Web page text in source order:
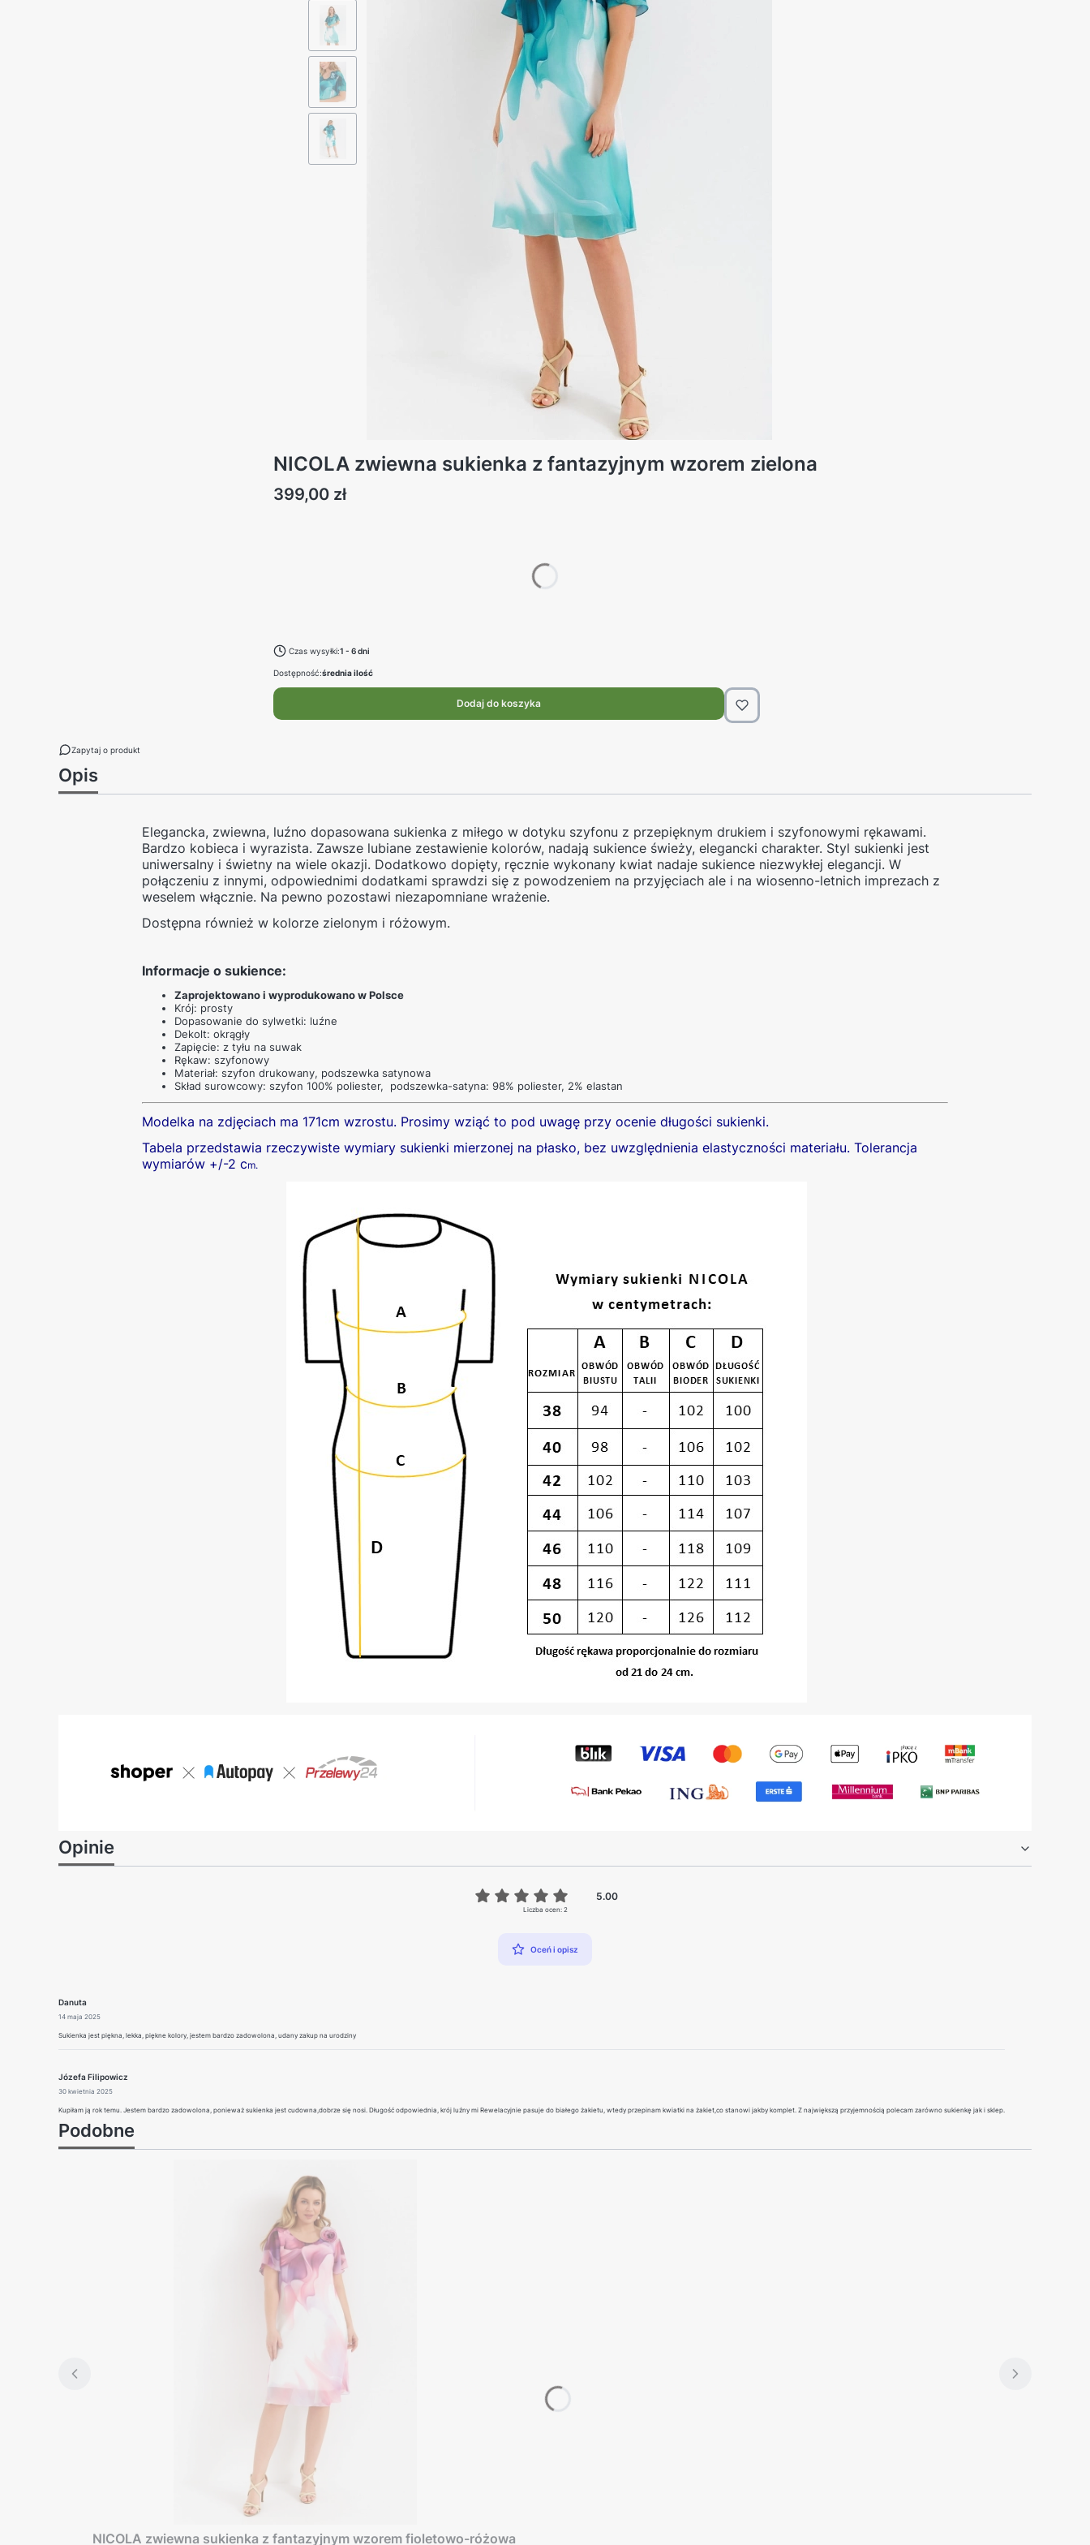
NICOLA zwiewna sukienka z fantazyjnym wzorem zielona
Cena
399,00 zł
Czas wysyłki:1 - 6 dni
Dostępność:średnia ilość
Dodaj do koszyka
Zapytaj o produkt
Opis
Elegancka, zwiewna, luźno dopasowana sukienka z miłego w dotyku szyfonu z przepięknym drukiem i szyfonowymi rękawami.
Bardzo kobieca i wyrazista. Zawsze lubiane zestawienie kolorów, nadają sukience świeży, elegancki charakter. Styl sukienki jest
uniwersalny i świetny na wiele okazji. Dodatkowo dopięty, ręcznie wykonany kwiat nadaje sukience niezwykłej elegancji. W
połączeniu z innymi, odpowiednimi dodatkami sprawdzi się z powodzeniem na przyjęciach ale i na wiosenno-letnich imprezach z
weselem włącznie. Na pewno pozostawi niezapomniane wrażenie.
Dostępna również w kolorze zielonym i różowym.
Informacje o sukience:
Zaprojektowano i wyprodukowano w Polsce
Krój: prosty
Dopasowanie do sylwetki: luźne
Dekolt: okrągły
Zapięcie: z tyłu na suwak
Rękaw: szyfonowy
Materiał: szyfon drukowany, podszewka satynowa
Skład surowcowy: szyfon 100% poliester, podszewka-satyna: 98% poliester, 2% elastan
Modelka na zdjęciach ma 171cm wzrostu. Prosimy wziąć to pod uwagę przy ocenie długości sukienki.
Tabela przedstawia rzeczywiste wymiary sukienki mierzonej na płasko, bez uwzględnienia elastyczności materiału. Tolerancja
wymiarów +/-2 cm.
Opinie
5.00
Liczba ocen: 2
Oceń i opisz
Danuta
14 maja 2025
Sukienka jest piękna, lekka, piękne kolory, jestem bardzo zadowolona, udany zakup na urodziny
Józefa Filipowicz
30 kwietnia 2025
Kupiłam ją rok temu. Jestem bardzo zadowolona, ponieważ sukienka jest cudowna,dobrze się nosi. Długość odpowiednia, krój luźny mi Rewelacyjnie pasuje do białego żakietu, wtedy przepinam kwiatki na żakiet,co stanowi jakby komplet. Z największą przyjemnością polecam zarówno sukienkę jak i sklep.
Podobne
NICOLA zwiewna sukienka z fantazyjnym wzorem fioletowo-różowa